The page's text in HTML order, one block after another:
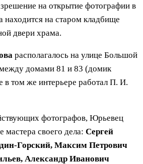
на открытие фотографии в
находится на старом кладбище
двери храма.
располагалось на улице Большой
домами 81 и 83 (домик
в том же интерьере работал П. И.
фотографов, Юрьевец
мастера своего дела: Сергей
Горский, Максим Петрович
Александр Иванович